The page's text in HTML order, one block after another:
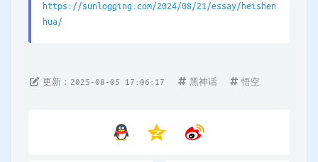
https://sunlogging.com/2024/08/21/essay/heishen
hua/
更新：2025-08-05 17:06:17 黑神话 悟空